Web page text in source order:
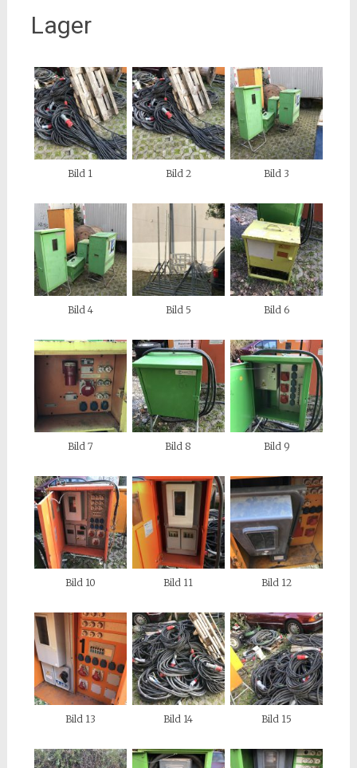
Lager
Bild 1 Bild 2 Bild 3
Bild 4 Bild 5 Bild 6
Bild 7 Bild 8 Bild 9
Bild 10 Bild 11 Bild 12
Bild 13 Bild 14 Bild 15